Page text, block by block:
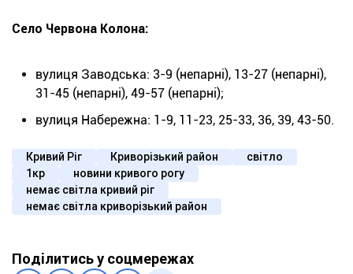
Село Червона Колона:
вулиця Заводська: 3-9 (непарні), 13-27 (непарні),
31-45 (непарні), 49-57 (непарні);
вулиця Набережна: 1-9, 11-23, 25-33, 36, 39, 43-50.
Кривий Ріг Криворізький район
світло
1кр
новини кривого рогу
немає світла кривий ріг
немає світла криворізький район
Поділитись у соцмережах